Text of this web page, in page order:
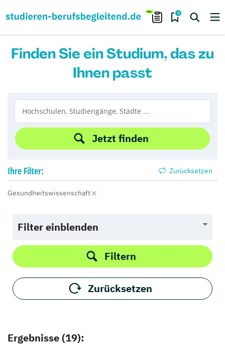
0
Finden Sie ein Studium, das zu
Ihnen passt
Jetzt finden
Ihre Filter: Zurücksetzen
Gesundheitswissenschaft
Filter einblenden
Filtern
Zurücksetzen
Ergebnisse (19):